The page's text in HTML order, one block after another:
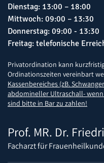
Dienstag: 13:00 – 18:00
Mittwoch: 09:00 – 13:30
Donnerstag: 09:00 - 13:30
Freitag: telefonische
Privatordination kann
Ordinationszeiten vereinbart
Kassenbereiches (zB.
abdomineller Ultraschall-
sind bitte in Bar zu zahlen!
Prof. MR. Dr.
Facharzt für